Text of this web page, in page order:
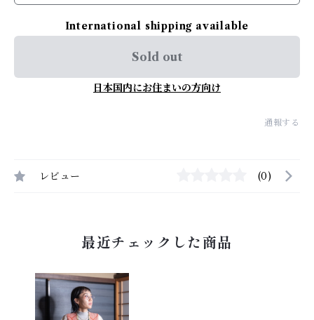
International shipping available
Sold out
日本国内にお住まいの方向け
通報する
レビュー (0)
最近チェックした商品